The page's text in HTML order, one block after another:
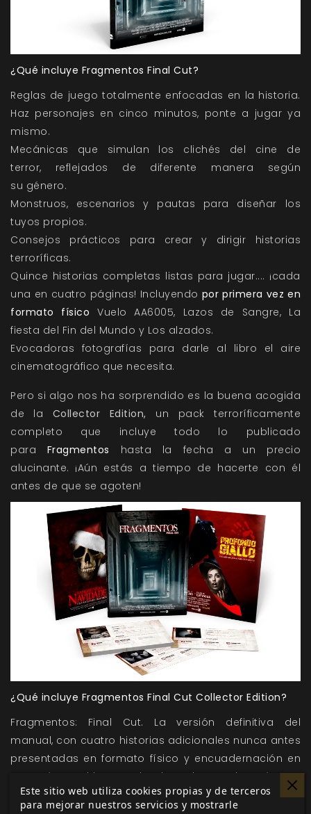
¿Qué incluye Fragmentos Final Cut?
Reglas de juego totalmente enfocadas en la historia.
Haz personajes en cinco minutos, ponte a jugar ya
mismo.
Mecánicas que simulan los clichés del cine de
terror, reflejados de diferente manera según
su género.
Monstruos, escenarios y pautas para diseñar los
tuyos propios.
Consejos prácticos para crear y dirigir historias
terroríficas.
Quince historias completas listas para jugar.... ¡cada
una en cuatro páginas! Incluyendo por primera vez en
formato físico Vuelo AA6005, Lazos de Sangre, La
fiesta del Fin del Mundo y Los alzados.
Evocadoras fotografías para darle al libro el aire
cinematográfico que necesita.
Pero si algo nos ha sorprendido es la buena acogida
de la Collector Edition,
un pack terroríficamente
completo que incluye todo lo publicado
para Fragmentos hasta la fecha a un precio
alucinante. ¡Aún estás a tiempo de hacerte con él
antes de que se agoten!
¿Qué incluye Fragmentos Final Cut Collector Edition?
Fragmentos: Final Cut. La versión definitiva del
manual, con cuatro historias adicionales nunca antes
presentadas en formato físico y encuadernación en
cartoné con el lomo redondo. Incluye reglas, géneros
cinematográficos, monstruos, escenarios, consejos
Este sitio web utiliza cookies propias y de terceros
para mejorar nuestros servicios y mostrarle